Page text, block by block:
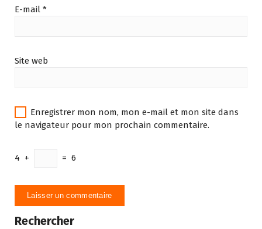
E-mail *
Site web
Enregistrer mon nom, mon e-mail et mon site dans
le navigateur pour mon prochain commentaire.
4 + = 6
Rechercher